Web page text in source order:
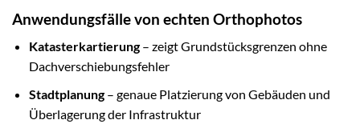
Anwendungsfälle von echten Orthophotos
Katasterkartierung– zeigt Grundstücksgrenzen ohne
Dachverschiebungsfehler
Stadtplanung– genaue Platzierung von Gebäuden und
Überlagerung der Infrastruktur